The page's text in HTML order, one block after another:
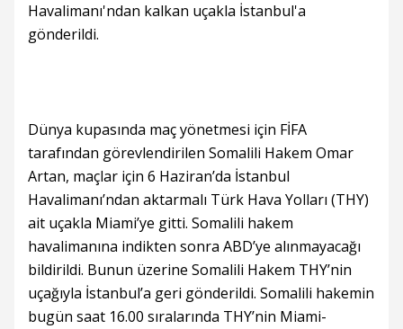
Havalimanı'ndan kalkan uçakla İstanbul'a
gönderildi.
Dünya kupasında maç yönetmesi için FİFA
tarafından görevlendirilen Somalili Hakem Omar
Artan, maçlar için 6 Haziran’da İstanbul
Havalimanı’ndan aktarmalı Türk Hava Yolları (THY)
ait uçakla Miami’ye gitti. Somalili hakem
havalimanına indikten sonra ABD’ye alınmayacağı
bildirildi. Bunun üzerine Somalili Hakem THY’nin
uçağıyla İstanbul’a geri gönderildi. Somalili hakemin
bugün saat 16.00 sıralarında THY’nin Miami-